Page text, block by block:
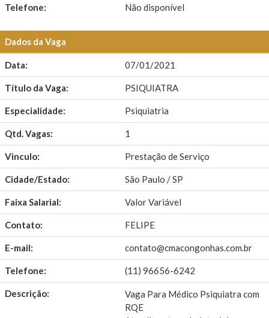
Telefone: Não disponível
Dados da Vaga
Data: 07/01/2021
Título da Vaga: PSIQUIATRA
Especialidade: Psiquiatria
Qtd. Vagas: 1
Vinculo: Prestação de Serviço
Cidade/Estado: São Paulo / SP
Faixa Salarial: Valor Variável
Contato: FELIPE
E-mail: contato@cmacongonhas.com.br
Telefone: (11) 96656-6242
Descrição:
Vaga Para Médico Psiquiatra com
RQE